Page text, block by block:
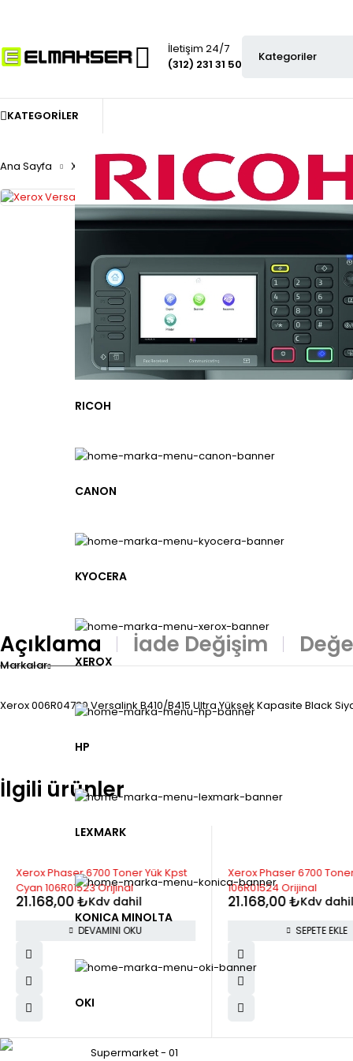
İletişim 24/7
(312) 231 31 50
KATEGORILER
Markalar
RICOH
CANON
KYOCERA
XEROX
HP
LEXMARK
KONICA MINOLTA
OKI
Supermarket - 01
Ana Sayfa Xerox lazer toner
Xerox Versalink B410-B415 Toner
Açıklama İade Değişim
Xerox 006R04730 Versalink B410/B415 Ultra Yüksek Kapasite Black
İlgili ürünler
STOK YOK
Xerox Phaser 6700 Toner Yük Kpst
Cyan 106R01523 Orijinal
21.168,00₺Kdv dahil
DEVAMINI OKU
Xerox Phaser 6700
106R01524 Orijinal
21.168,00₺Kdv dahil
SEPETE EKLE